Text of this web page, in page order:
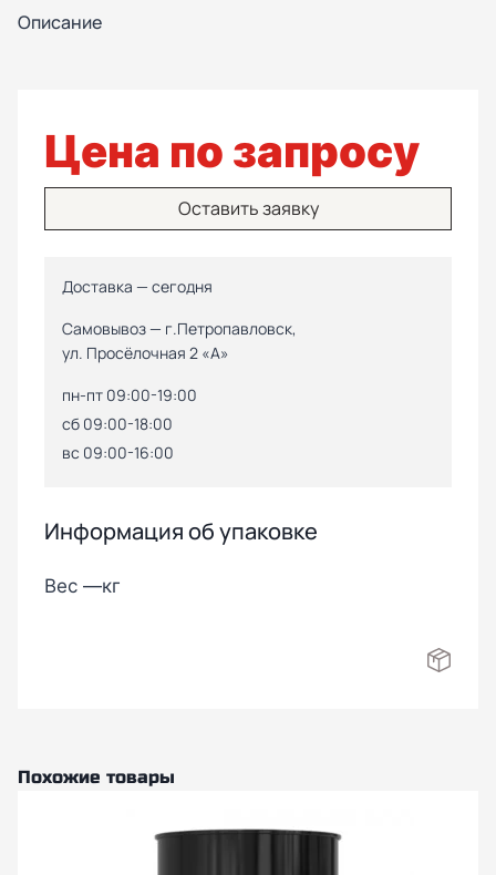
Описание
Цена по запросу
Оставить заявку
Доставка — сегодня
Самовывоз — г.Петропавловск,
ул. Просёлочная 2 «А»
пн-пт 09:00-19:00
сб 09:00-18:00
вс 09:00-16:00
Информация об упаковке
Вес —кг
Похожие товары